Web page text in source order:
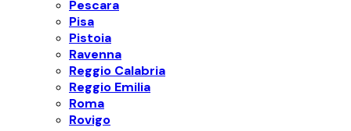
Pescara
Pisa
Pistoia
Ravenna
Reggio Calabria
Reggio Emilia
Roma
Rovigo